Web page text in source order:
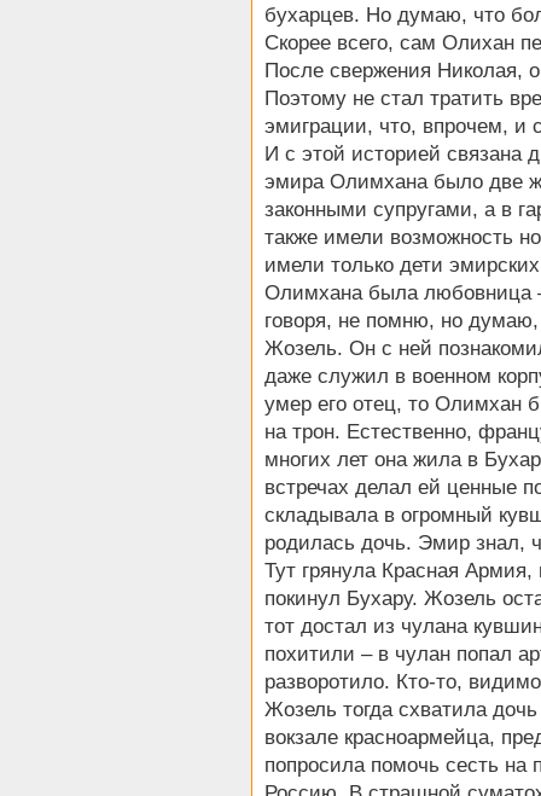
бухарцев. Но думаю, что
Скорее всего, сам Олихан
После свержения Николая,
Поэтому не стал тратить
эмиграции, что, впрочем, и
И с этой историей связана
эмира Олимхана было две
законными супругами, а в
также имели возможность
имели только дети
Олимхана была любовница
говоря, не помню, но думаю,
Жозель. Он с ней
даже служил в военном
умер его отец, то Олимхан
на трон. Естественно,
многих лет она жила в
встречах делал ей ценные
складывала в огромный
родилась дочь. Эмир знал,
Тут грянула Красная
покинул Бухару. Жозель
тот достал из чулана
похитили – в чулан попал
разворотило. Кто-то,
Жозель тогда схватила
вокзале красноармейца,
попросила помочь сесть на